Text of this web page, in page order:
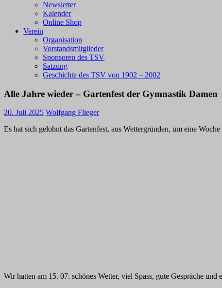
Newsletter
Kalender
Online Shop
Verein
Organisation
Vorstandsmitglieder
Sponsoren des TSV
Satzung
Geschichte des TSV von 1902 – 2002
Alle Jahre wieder – Gartenfest der Gymnastik Damen
20. Juli 2025 Wolfgang Flieger
Es hat sich gelohnt das Gartenfest, aus Wettergründen, um eine
Wir hatten am 15. 07. schönes Wetter, viel Spass, gute Gespräche